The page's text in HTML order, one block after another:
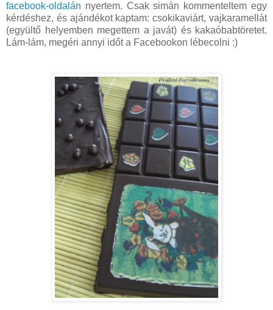
facebook-oldalán nyertem. Csak simán kommenteltem egy
kérdéshez, és ajándékot kaptam: csokikaviárt, vajkaramellát
(együltő helyemben megettem a javát) és kakaóbabtöretet.
Lám-lám, megéri annyi időt a Facebookon lébecolni :)